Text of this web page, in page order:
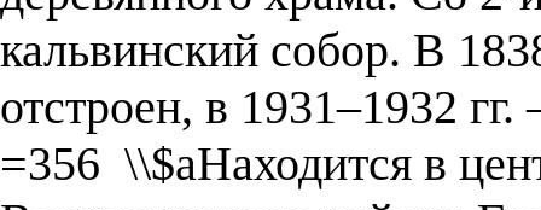
кальвинский собор. В
отстроен, в 1931–1932 гг.
=356 \\$aНаходится в